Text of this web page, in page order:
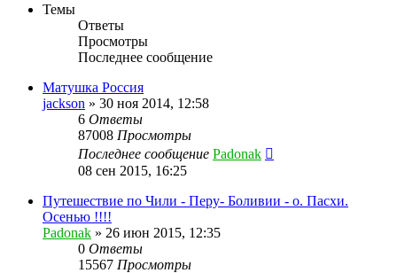
Темы
Ответы
Просмотры
Последнее сообщение
Матушка Россия
jackson » 30 ноя 2014, 12:58
6 Ответы
87008 Просмотры
Последнее сообщение Padonak
08 сен 2015, 16:25
Путешествие по Чили - Перу- Боливии - о. Пасхи.
Осенью !!!!
Padonak » 26 июн 2015, 12:35
0 Ответы
15567 Просмотры